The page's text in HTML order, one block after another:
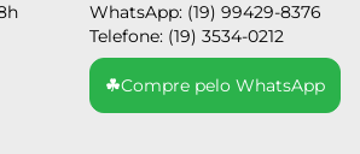
WhatsApp: (19) 99429-8376
Telefone: (19) 3534-0212
☘Compre pelo WhatsApp